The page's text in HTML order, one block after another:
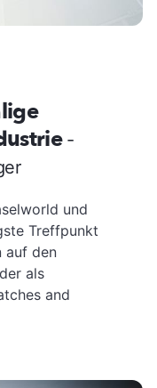
-
und
Treffpunkt
auf den
als
and